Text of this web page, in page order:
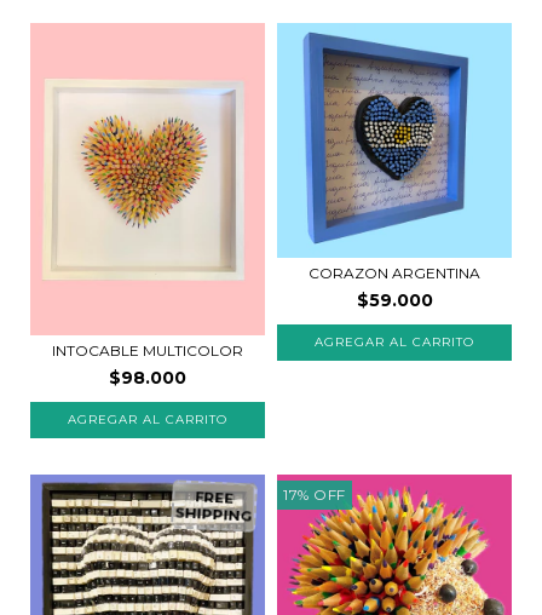
INTOCABLE MULTICOLOR
$98.000
AGREGAR AL CARRITO
CORAZON ARGENTINA
$59.000
FREE
SHIPPING
17% OFF